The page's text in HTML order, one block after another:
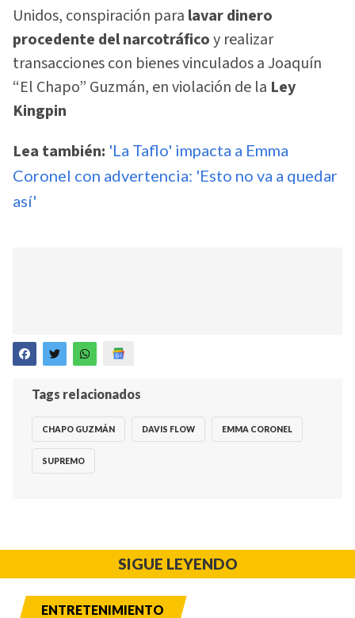
Unidos, conspiración para lavar dinero
procedente del narcotráficoy realizar
transacciones con bienes vinculados a Joaquín
“El Chapo” Guzmán, en violación de la Ley
Kingpin
Lea también: 'La Taflo' impacta a Emma
Coronel con advertencia: 'Esto no va a quedar
así'
Tags relacionados
CHAPO GUZMÁN DAVIS FLOW EMMA CORONEL
SUPREMO
SIGUE LEYENDO
ENTRETENIMIENTO